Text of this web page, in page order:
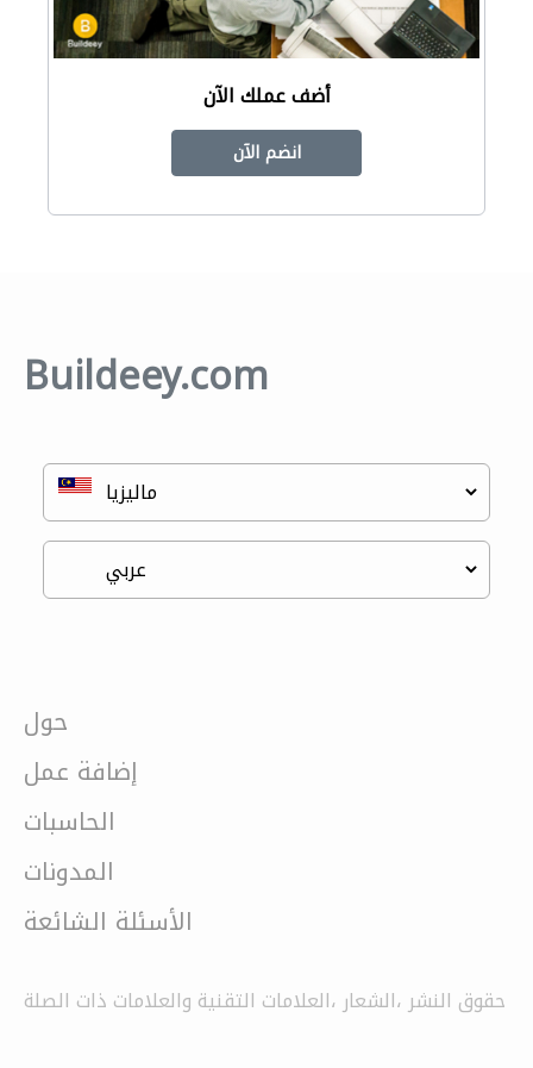
أضف عملك الآن
انضم الآن
Buildeey.com
حول
إضافة عمل
الحاسبات
المدونات
الأسئلة الشائعة
حقوق النشر ،الشعار ،العلامات التقنية والعلامات ذات الصلة